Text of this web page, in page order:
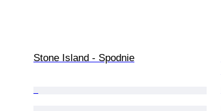
Stone Island - Spodnie